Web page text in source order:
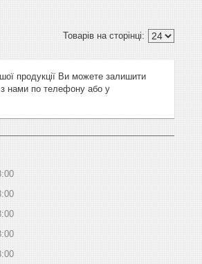
продукції Ви можете залишити
з нами по телефону або у